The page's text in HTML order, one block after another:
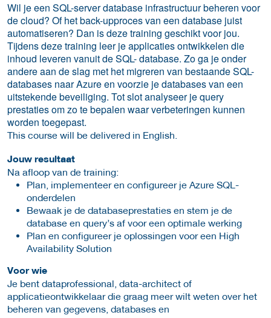
Wil je een SQL-server database infrastructuur beheren voor
de cloud? Of het back-upproces van een database juist
automatiseren? Dan is deze training geschikt voor jou.
Tijdens deze training leer je applicaties ontwikkelen die
inhoud leveren vanuit de SQL- database. Zo ga je onder
andere aan de slag met het migreren van bestaande SQL-
databases naar Azure en voorzie je databases van een
uitstekende beveiliging. Tot slot analyseer je query
prestaties om zo te bepalen waar verbeteringen kunnen
worden toegepast.
This course will be delivered in English.
Jouw resultaat
Na afloop van de training:
Plan, implementeer en configureer je Azure SQL-
onderdelen
Bewaak je de databaseprestaties en stem je de
database en query’s af voor een optimale werking
Plan en configureer je oplossingen voor een High
Availability Solution
Voor wie
Je bent dataprofessional, data-architect of
applicatieontwikkelaar die graag meer wilt weten over het
beheren van gegevens, databases en